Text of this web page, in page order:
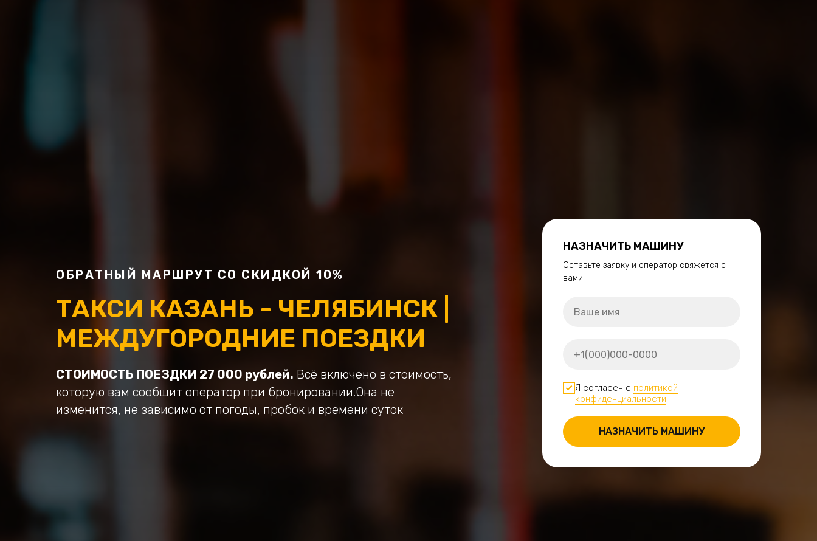
ОБРАТНЫЙ МАРШРУТ СО СКИДКОЙ 10%
ТАКСИ КАЗАНЬ - ЧЕЛЯБИНСК |
МЕЖДУГОРОДНИЕ ПОЕЗДКИ
СТОИМОСТЬ ПОЕЗДКИ 27 000 рублей. Всё включено в стоимость,
которую вам сообщит оператор при бронировании.Она не
изменится, не зависимо от погоды, пробок и времени суток
НАЗНАЧИТЬ МАШИНУ
Оставьте заявку и оператор свяжется с
вами
Я согласен с политикой
конфиденциальности
НАЗНАЧИТЬ МАШИНУ